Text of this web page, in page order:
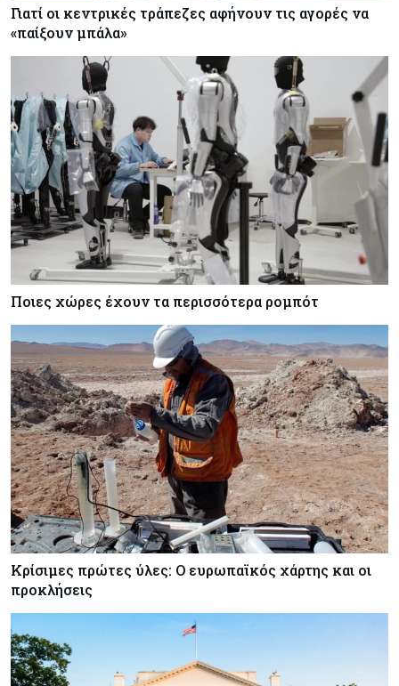
Γιατί οι κεντρικές τράπεζες αφήνουν τις αγορές να
«παίξουν μπάλα»
Ποιες χώρες έχουν τα περισσότερα ρομπότ
Κρίσιμες πρώτες ύλες: Ο ευρωπαϊκός χάρτης και οι
προκλήσεις